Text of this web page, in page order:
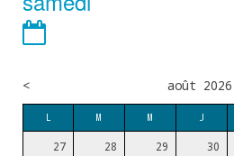
< août 2026
L M M J
27 28 29 30